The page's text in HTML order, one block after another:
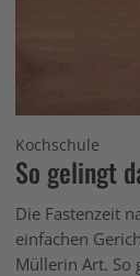
Kochschule
So gelingt
Die Fastenzeit
einfachen
Müllerin Art. So